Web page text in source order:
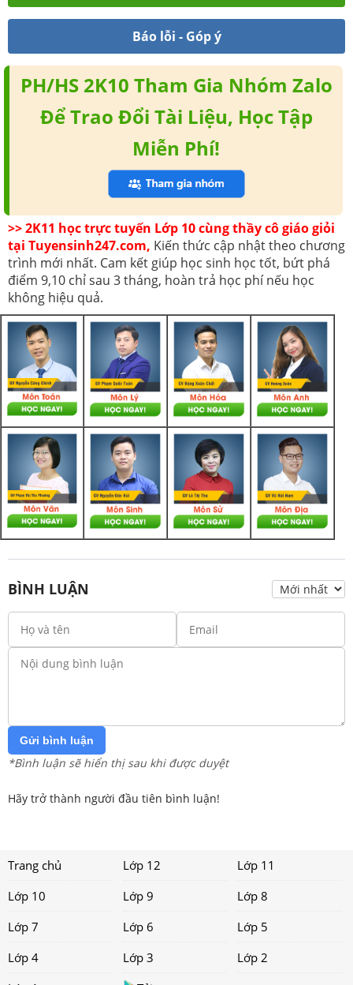
Báo lỗi - Góp ý
PH/HS 2K10 Tham Gia Nhóm Zalo
Để Trao Đổi Tài Liệu, Học Tập
Miễn Phí!
>> 2K11 học trực tuyến Lớp 10 cùng thầy cô giáo giỏi
tại Tuyensinh247.com, Kiến thức cập nhật theo chương
trình mới nhất. Cam kết giúp học sinh học tốt, bứt phá
điểm 9,10 chỉ sau 3 tháng, hoàn trả học phí nếu học
không hiệu quả.
BÌNH LUẬN
Gửi bình luận
*Bình luận sẽ hiển thị sau khi được duyệt
Hãy trở thành người đầu tiên bình luận!
Trang chủ Lớp 12
Lớp 11
Lớp 10
Lớp 9
Lớp 8
Lớp 7
Lớp 6
Lớp 5
Lớp 4
Lớp 3
Lớp 2